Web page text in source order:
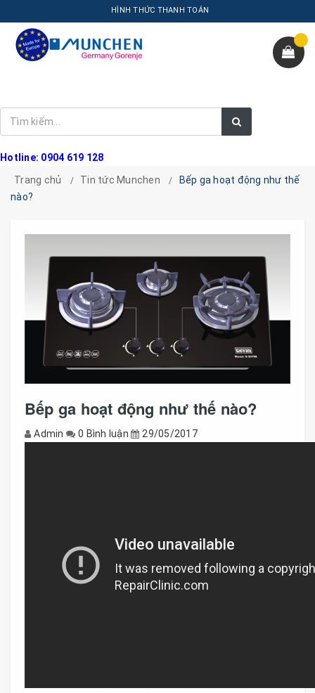
HÌNH THỨC THANH TOÁN
Hotline: 0904 619 128
Trang chủ
Tin tức Munchen
Bếp ga hoạt động như thế
nào?
Bếp ga hoạt động như thế nào?
Admin 0 Bình luận 29/05/2017